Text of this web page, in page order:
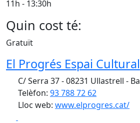
11h - 13:30h
Quin cost té:
Gratuït
El Progrés Espai Cultural
C/ Serra 37 - 08231 Ullastrell -
Telèfon: 93 788 72 62
Lloc web: www.elprogres.cat/